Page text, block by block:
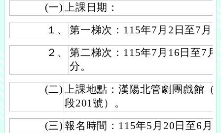
(一)
上課日期：
１、
第一梯次：115年7月2日至7月
２、
第二梯次：115年7月16日至7
分。
(二)
上課地點：漢陽北管劇團戲館
段201號）。
(三) 報名時間：115年5月20日至6月